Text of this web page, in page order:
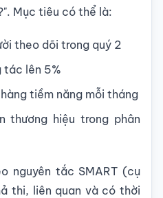
Mục tiêu có thể là:
theo dõi trong quý 2
tác lên 5%
tiềm năng mỗi tháng
thương hiệu trong phân
nguyên tắc SMART (cụ
thi, liên quan và có thời